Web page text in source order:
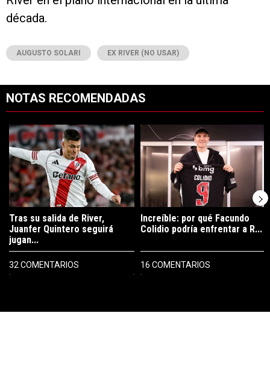
década.
AUGUSTO SOLARI EX RIVER (NO USAR)
NOTAS RECOMENDADAS
Un artículo de tendencia con el título "Tras su salida de River,
Tras su salida de River,
Juanfer Quintero seguirá
jugan...
32 COMENTARIOS
Un artículo de tendencia con el
Increíble: por qué Facundo
Colidio podría enfrentar a R...
16 COMENTARIOS